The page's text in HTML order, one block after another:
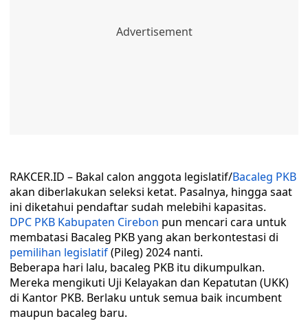
RAKCER.ID – Bakal calon anggota legislatif/Bacaleg PKB
akan diberlakukan seleksi ketat. Pasalnya, hingga saat
ini diketahui pendaftar sudah melebihi kapasitas.
DPC PKB Kabupaten Cirebon pun mencari cara untuk
membatasi Bacaleg PKB yang akan berkontestasi di
pemilihan legislatif(Pileg) 2024 nanti.
Beberapa hari lalu, bacaleg PKB itu dikumpulkan.
Mereka mengikuti Uji Kelayakan dan Kepatutan (UKK)
di Kantor PKB. Berlaku untuk semua baik incumbent
maupun bacaleg baru.